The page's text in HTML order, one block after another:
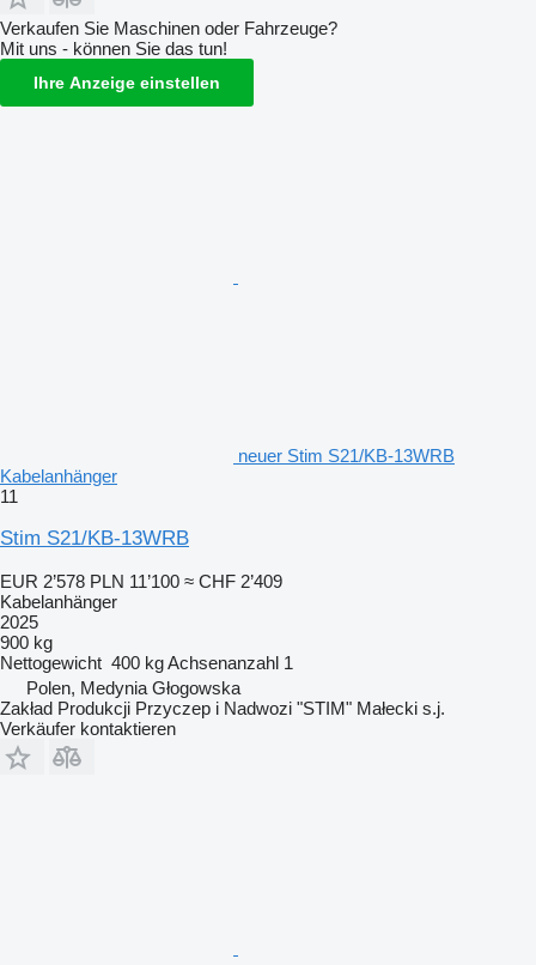
Verkaufen Sie Maschinen oder Fahrzeuge?
Mit uns - können Sie das tun!
Ihre Anzeige einstellen
neuer Stim S21/KB-13WRB
Kabelanhänger
11
Stim S21/KB-13WRB
EUR 2’578 PLN 11’100 ≈ CHF 2’409
Kabelanhänger
2025
900 kg
Nettogewicht 400 kgAchsenanzahl 1
Polen, Medynia Głogowska
Zakład Produkcji Przyczep i Nadwozi "STIM" Małecki s.j.
Verkäufer kontaktieren